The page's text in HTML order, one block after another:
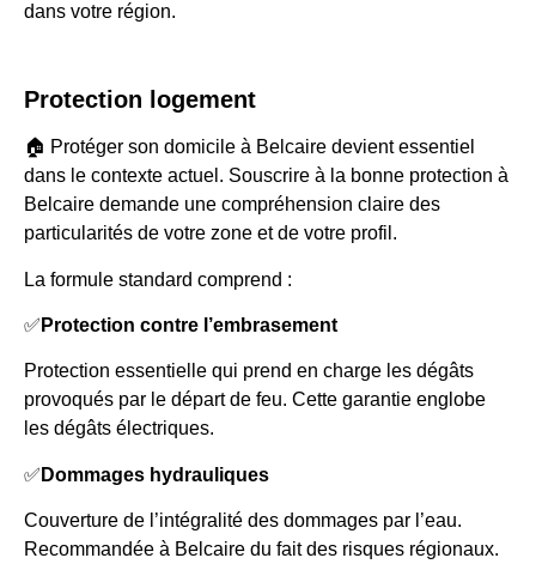
dans votre région.
Protection logement
🏠 Protéger son domicile à Belcaire devient essentiel
dans le contexte actuel. Souscrire à la bonne protection à
Belcaire demande une compréhension claire des
particularités de votre zone et de votre profil.
La formule standard comprend :
✅ Protection contre l’embrasement
Protection essentielle qui prend en charge les dégâts
provoqués par le départ de feu. Cette garantie englobe
les dégâts électriques.
✅ Dommages hydrauliques
Couverture de l’intégralité des dommages par l’eau.
Recommandée à Belcaire du fait des risques régionaux.